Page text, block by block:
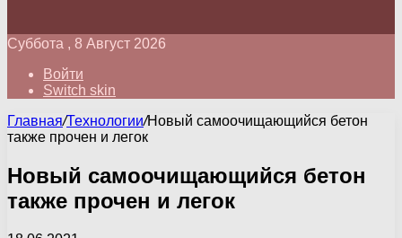
Суббота , 8 Август 2026
Войти
Switch skin
Главная/Технологии/Новый самоочищающийся бетон
также прочен и легок
Новый самоочищающийся бетон
также прочен и легок